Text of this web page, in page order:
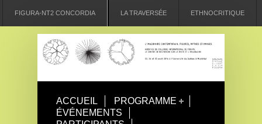
FIGURA-NT2 CONCORDIA LA TRAVERSÉE ETHNOCRITIQUE
ACCUEIL
PROGRAMME
ÉVÉNEMENTS